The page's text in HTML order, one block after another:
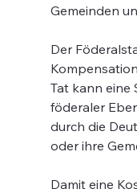
Gemeinden
Der
Tat kann eine
föderaler
durch die
oder ihre
Damit eine